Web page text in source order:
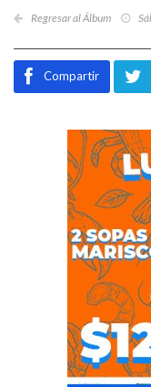
Regresar al Álbum
Compartir